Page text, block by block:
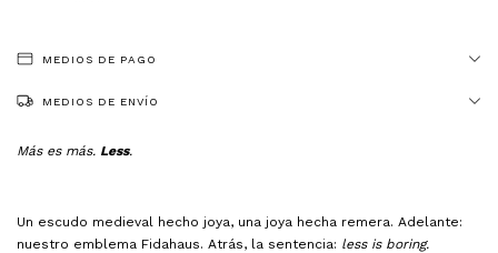
MEDIOS DE PAGO
MEDIOS DE ENVÍO
Más es más. Less.
Un escudo medieval hecho joya, una joya hecha remera. Adelante:
nuestro emblema Fidahaus. Atrás, la sentencia: less is boring.